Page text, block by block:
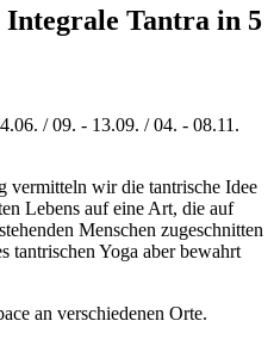
Tantra in 5
/09. - 13.09. /04. - 08.11.
vermitteln wir die tantrische Idee
Lebens auf eine Art, die auf
Menschen zugeschnitten
tantrischen Yoga aber bewahrt
an verschiedenen Orte.